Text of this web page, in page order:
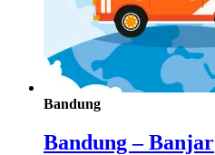
Bandung
Bandung – Banjar